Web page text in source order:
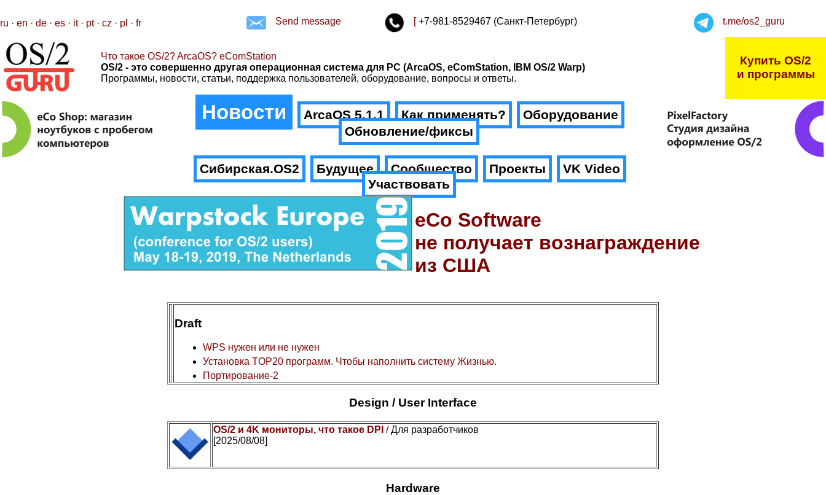
ru · en · de · es · it· pt· cz · pl · fr Send message [+7-981-8529467 (Санкт-Петербург) t.me/os2_guru
Что такое OS/2? ArcaOS? eComStation
OS/2 - это совершенно другая операционная система для PC (ArcaOS, eComStation, IBM OS/2 Warp)
Программы, новости, статьи, поддержка пользователей, оборудование, вопросы и ответы.
Купить OS/2
и программы
Новости ArcaOS 5.1.1 Как применять?
Оборудование
Обновление/фиксы
Сибирская.OS2 Будущее Сообщество Проекты
VK Video
Участвовать
eCo Software
не получает вознаграждение
из США
Draft
WPS нужен или не нужен
Установка TOP20 программ. Чтобы наполнить систему Жизнью.
Портирование-2
Design / User Interface
OS/2 и 4K мониторы, что такое DPI /Для разработчиков
[2025/08/08]
Hardware